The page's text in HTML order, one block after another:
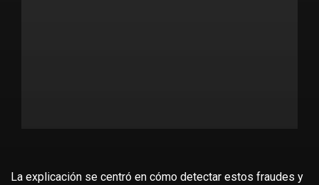
La explicación se centró en cómo detectar estos fraudes y